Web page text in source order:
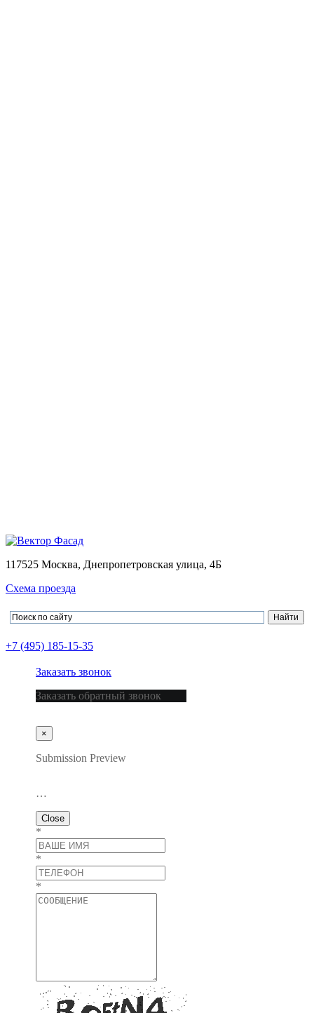
117525 Москва, Днепропетровская улица, 4Б
Схема проезда
+7 (495) 185-15-35
Заказать звонок
Заказать обратный звонок
×
Submission Preview
…
Close
*
*
*